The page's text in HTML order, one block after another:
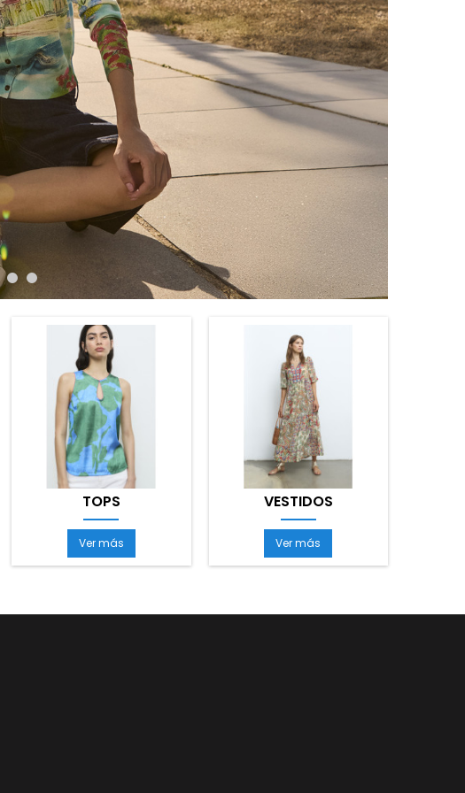
TOPS
Ver más
VESTIDOS
Ver más